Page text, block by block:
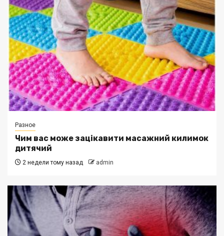
Разное
Чим вас може зацікавити масажний килимок
дитячий
2 недели тому назад admin